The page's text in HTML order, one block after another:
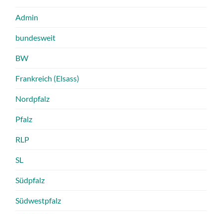
Admin
bundesweit
BW
Frankreich (Elsass)
Nordpfalz
Pfalz
RLP
SL
Südpfalz
Südwestpfalz